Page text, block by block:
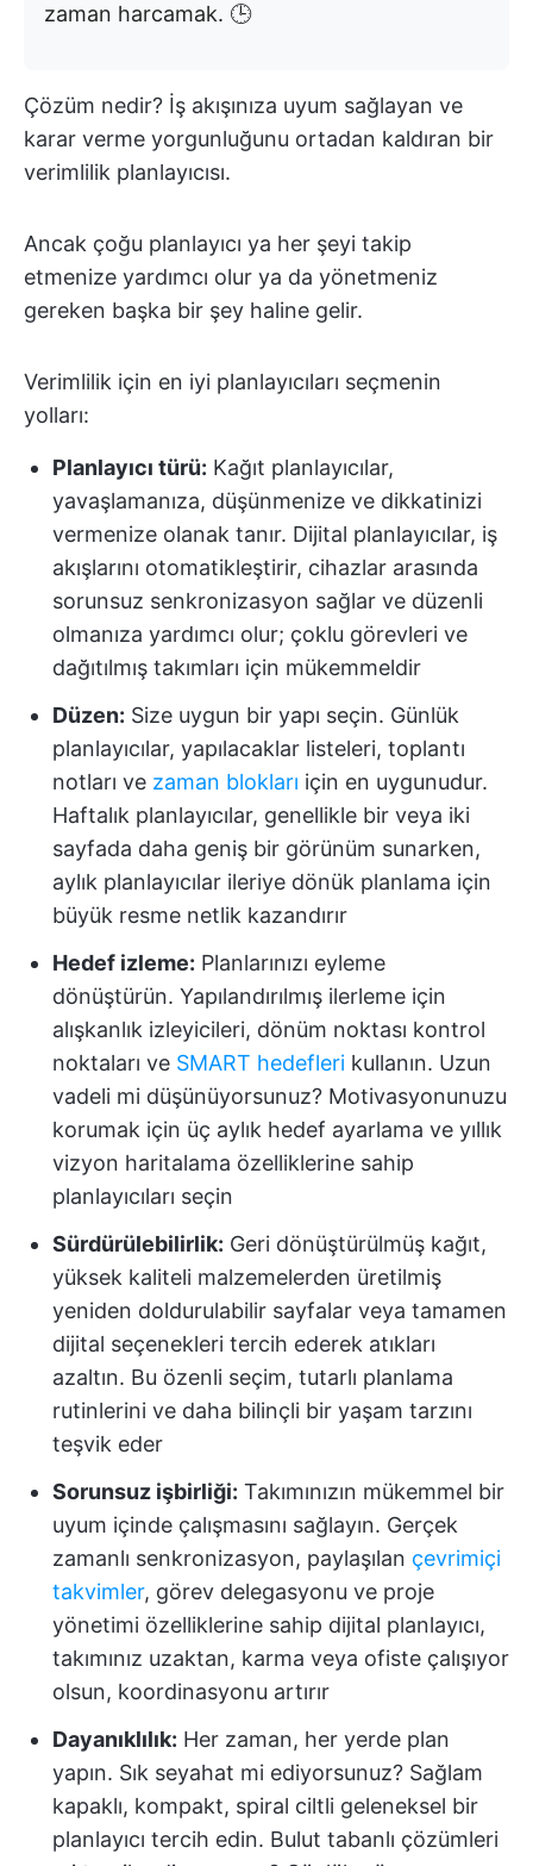
zaman harcamak. 🕒
Çözüm nedir? İş akışınıza uyum sağlayan ve
karar verme yorgunluğunu ortadan kaldıran bir
verimlilik planlayıcısı.
Ancak çoğu planlayıcı ya her şeyi takip
etmenize yardımcı olur ya da yönetmeniz
gereken başka bir şey haline gelir.
Verimlilik için en iyi planlayıcıları seçmenin
yolları:
Planlayıcı türü: Kağıt planlayıcılar,
yavaşlamanıza, düşünmenize ve dikkatinizi
vermenize olanak tanır. Dijital planlayıcılar, iş
akışlarını otomatikleştirir, cihazlar arasında
sorunsuz senkronizasyon sağlar ve düzenli
olmanıza yardımcı olur; çoklu görevleri ve
dağıtılmış takımları için mükemmeldir
Düzen: Size uygun bir yapı seçin. Günlük
planlayıcılar, yapılacaklar listeleri, toplantı
notları ve zaman blokları için en uygunudur.
Haftalık planlayıcılar, genellikle bir veya iki
sayfada daha geniş bir görünüm sunarken,
aylık planlayıcılar ileriye dönük planlama için
büyük resme netlik kazandırır
Hedef izleme: Planlarınızı eyleme
dönüştürün. Yapılandırılmış ilerleme için
alışkanlık izleyicileri, dönüm noktası kontrol
noktaları ve SMART hedefleri kullanın. Uzun
vadeli mi düşünüyorsunuz? Motivasyonunuzu
korumak için üç aylık hedef ayarlama ve yıllık
vizyon haritalama özelliklerine sahip
planlayıcıları seçin
Sürdürülebilirlik: Geri dönüştürülmüş kağıt,
yüksek kaliteli malzemelerden üretilmiş
yeniden doldurulabilir sayfalar veya tamamen
dijital seçenekleri tercih ederek atıkları
azaltın. Bu özenli seçim, tutarlı planlama
rutinlerini ve daha bilinçli bir yaşam tarzını
teşvik eder
Sorunsuz işbirliği: Takımınızın mükemmel bir
uyum içinde çalışmasını sağlayın. Gerçek
zamanlı senkronizasyon, paylaşılan çevrimiçi
takvimler, görev delegasyonu ve proje
yönetimi özelliklerine sahip dijital planlayıcı,
takımınız uzaktan, karma veya ofiste çalışıyor
olsun, koordinasyonu artırır
Dayanıklılık: Her zaman, her yerde plan
yapın. Sık seyahat mi ediyorsunuz? Sağlam
kapaklı, kompakt, spiral ciltli geleneksel bir
planlayıcı tercih edin. Bulut tabanlı çözümleri